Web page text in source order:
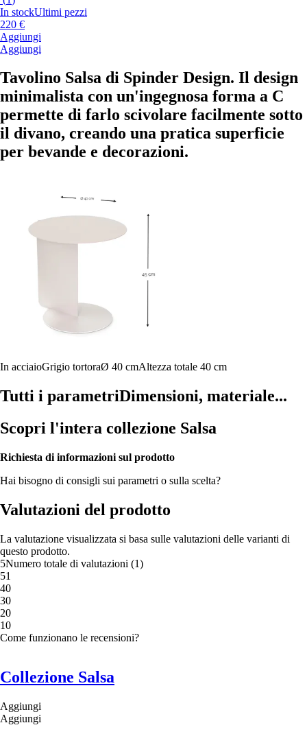
In stockUltimi pezzi
220 €
Aggiungi
Aggiungi
Tavolino Salsa di Spinder Design. Il design
minimalista con un'ingegnosa forma a C
permette di farlo scivolare facilmente sotto
il divano, creando una pratica superficie
per bevande e decorazioni.
In acciaioGrigio tortoraØ 40 cmAltezza totale 40 cm
Tutti i parametriDimensioni, materiale...
Scopri l'intera collezione Salsa
Richiesta di informazioni sul prodotto
Hai bisogno di consigli sui parametri o sulla scelta?
Valutazioni del prodotto
La valutazione visualizzata si basa sulle valutazioni delle varianti di
questo prodotto.
5Numero totale di valutazioni (1)
51
40
30
20
10
Come funzionano le recensioni?
Collezione Salsa
Aggiungi
Aggiungi